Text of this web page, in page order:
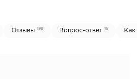
Отзывы 198 Вопрос-ответ 16 Как